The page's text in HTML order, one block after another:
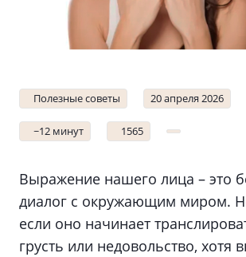
Полезные советы 20 апреля 2026
~12 минут 1565
Выражение нашего лица – это
диалог с окружающим миром.
если оно начинает
грусть или недовольство, хотя